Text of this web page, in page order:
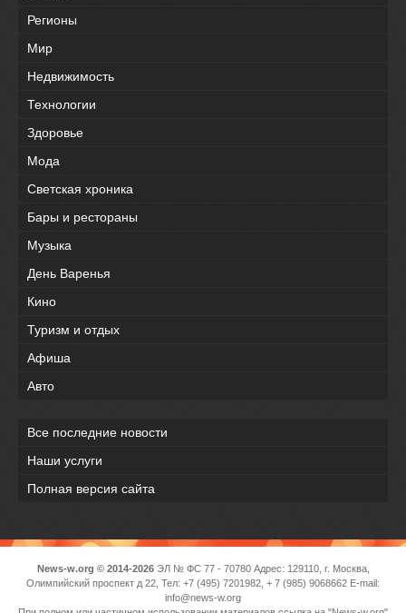
Регионы
Мир
Недвижимость
Технологии
Здоровье
Мода
Светская хроника
Бары и рестораны
Музыка
День Варенья
Кино
Туризм и отдых
Афиша
Авто
Все последние новости
Наши услуги
Полная версия сайта
News-w.org © 2014-2026ЭЛ № ФС 77 - 70780 Адрес: 129110, г. Москва,
Олимпийский проспект д 22, Тел: +7 (495) 7201982, + 7 (985) 9068662 E-mail:
info@news-w.org